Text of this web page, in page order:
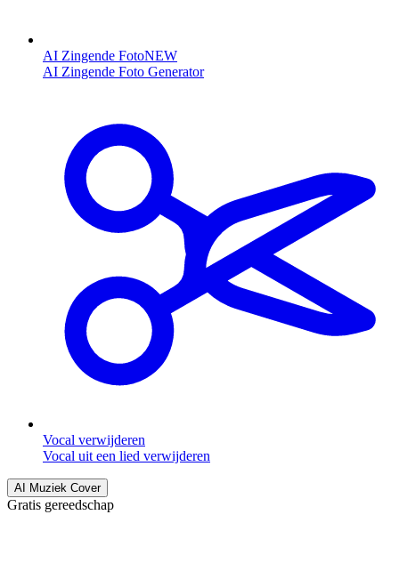
AI Zingende FotoNEW
AI Zingende Foto Generator
Vocal verwijderen
Vocal uit een lied verwijderen
AI Muziek Cover
Gratis gereedschap